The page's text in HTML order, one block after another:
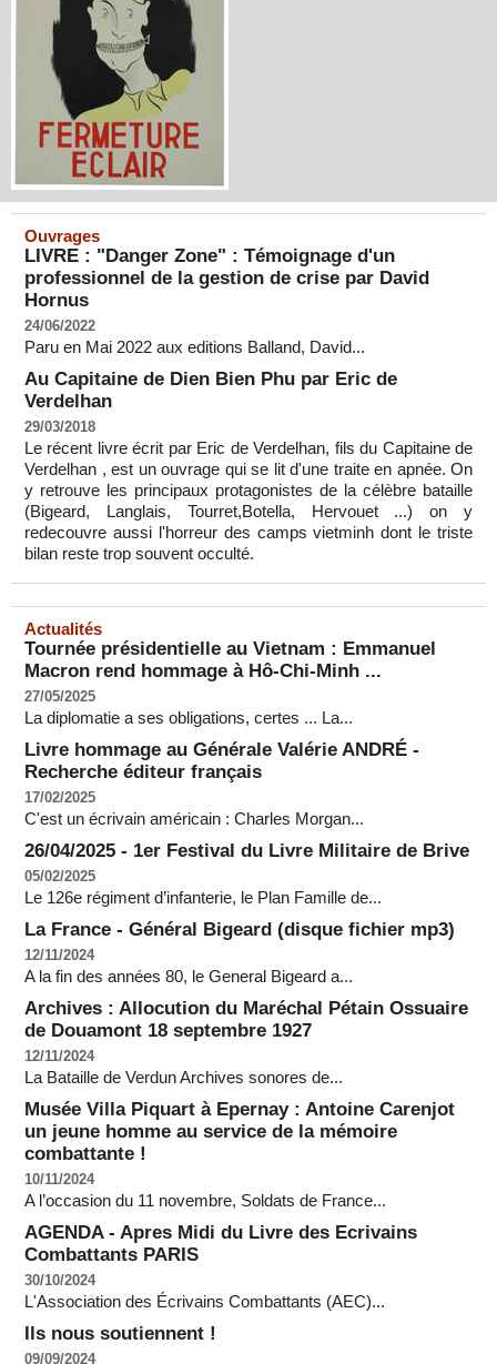
Ouvrages
LIVRE : "Danger Zone" : Témoignage d'un
professionnel de la gestion de crise par David
Hornus
24/06/2022
Paru en Mai 2022 aux editions Balland, David...
Au Capitaine de Dien Bien Phu par Eric de
Verdelhan
29/03/2018
Le récent livre écrit par Eric de Verdelhan, fils du Capitaine de
Verdelhan , est un ouvrage qui se lit d'une traite en apnée. On
y retrouve les principaux protagonistes de la célèbre bataille
(Bigeard, Langlais, Tourret,Botella, Hervouet ...) on y
redecouvre aussi l'horreur des camps vietminh dont le triste
bilan reste trop souvent occulté.
Actualités
Tournée présidentielle au Vietnam : Emmanuel
Macron rend hommage à Hô-Chi-Minh ...
27/05/2025
La diplomatie a ses obligations, certes ... La...
Livre hommage au Générale Valérie ANDRÉ -
Recherche éditeur français
17/02/2025
C'est un écrivain américain : Charles Morgan...
26/04/2025 - 1er Festival du Livre Militaire de Brive
05/02/2025
Le 126e régiment d’infanterie, le Plan Famille de...
La France - Général Bigeard (disque fichier mp3)
12/11/2024
A la fin des années 80, le General Bigeard a...
Archives : Allocution du Maréchal Pétain Ossuaire
de Douamont 18 septembre 1927
12/11/2024
La Bataille de Verdun Archives sonores de...
Musée Villa Piquart à Epernay : Antoine Carenjot
un jeune homme au service de la mémoire
combattante !
10/11/2024
A l’occasion du 11 novembre, Soldats de France...
AGENDA - Apres Midi du Livre des Ecrivains
Combattants PARIS
30/10/2024
L'Association des Écrivains Combattants (AEC)...
Ils nous soutiennent !
09/09/2024